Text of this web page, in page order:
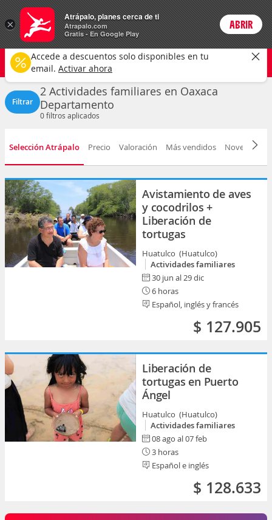
Actividades Login
Oaxaca
Actividades familiares Cualquier fecha
CAMBIAR
Filtrar
2 Actividades familiares en Oaxaca
Departamento
0filtros aplicados
Selección Atrápalo Precio Valoración Más vendidos Novedad
Avistamiento de aves
y cocodrilos +
Liberación de
tortugas
Huatulco (Huatulco)
Actividades familiares
30 jun al 29 dic
6 horas
Español, inglés y francés
$ 127.905
Liberación de
tortugas en Puerto
Ángel
Huatulco (Huatulco)
Actividades familiares
08 ago al 07 feb
3 horas
Español e inglés
$ 128.633
×
Atrápalo, planes cerca de ti
Atrapalo.com
Gratis - En Google Play
ABRIR
Accede a descuentos solo disponibles en tu
email. Activar ahora